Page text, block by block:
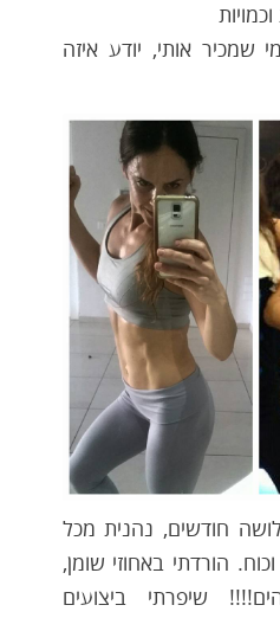
שמכיר אותי, יודע איזה
חודשים, נהנית מכל
הורדתי באחוזי שומן,
שיפרתי ביצועים